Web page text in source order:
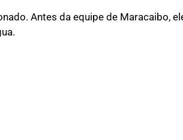
Antes da equipe de Maracaibo,